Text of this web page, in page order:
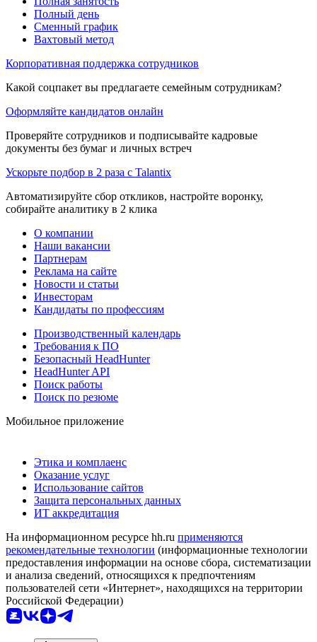
Полный день
Сменный график
Вахтовый метод
Корпоративная поддержка сотрудников
Какой соцпакет вы предлагаете семейным сотрудникам?
Оформляйте кандидатов онлайн
Проверяйте сотрудников и подписывайте кадровые
документы без бумаг и личных встреч
Ускорьте подбор в 2 раза с Talantix
Автоматизируйте сбор откликов, настройте воронку,
собирайте аналитику в 2 клика
О компании
Наши вакансии
Партнерам
Реклама на сайте
Новости и статьи
Инвесторам
Кандидаты по профессиям
Производственный календарь
Требования к ПО
Безопасный HeadHunter
HeadHunter API
Поиск работы
Поиск по резюме
Мобильное приложение
Этика и комплаенс
Оказание услуг
Использование сайтов
Защита персональных данных
ИТ аккредитация
На информационном ресурсе hh.ru применяются
рекомендательные технологии (информационные технологии
предоставления информации на основе сбора, систематизации
и анализа сведений, относящихся к предпочтениям
пользователей сети «Интернет», находящихся на территории
Российской Федерации)